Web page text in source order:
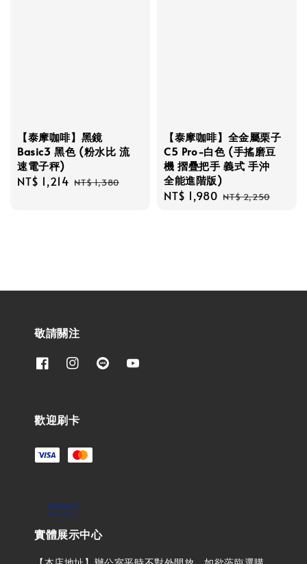
【泰摩咖啡】黑鏡
Basic3 黑色 (粉水比 流
速電子秤)
Sale
NT$ 1,214 Regular
NT$ 1,380
【泰摩咖啡】全金屬栗子
C5 Pro-白色 (手搖磨豆
機 摺疊把手 義式 手沖
全能進階版)
Sale
NT$ 1,980 Regular
NT$ 2,250
敬請關注
歡迎刷卡
實體展示中心